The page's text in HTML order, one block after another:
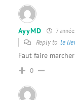
AyyMD 7
Reply to le
Faut faire
0